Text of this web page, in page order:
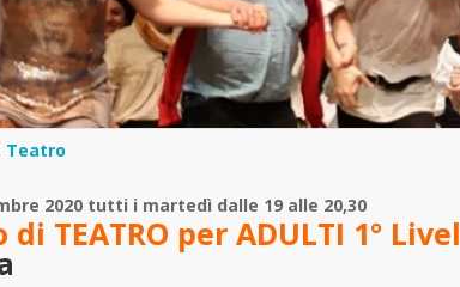
Teatro
2020 tutti i martedì dalle 19 alle 20,30
TEATRO per ADULTI 1°